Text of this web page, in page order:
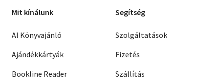
Mit kínálunk
AI Könyvajánló
Ajándékkártyák
Bookline Reader
Segítség
Szolgáltatások
Fizetés
Szállítás